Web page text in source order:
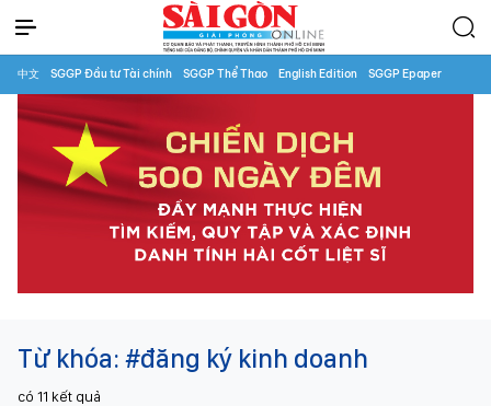
中文 SGGP Đầu tư Tài chính SGGP Thể Thao English Edition SGGP Epaper
Từ khóa: #đăng ký kinh doanh
có 11 kết quả